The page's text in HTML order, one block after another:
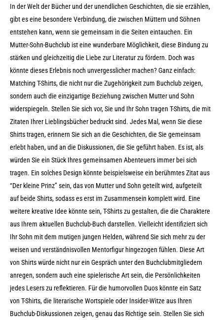
In der Welt der Bücher und der unendlichen Geschichten, die sie erzählen,
gibt es eine besondere Verbindung, die zwischen Müttern und Söhnen
entstehen kann, wenn sie gemeinsam in die Seiten eintauchen. Ein
Mutter-Sohn-Buchclub ist eine wunderbare Möglichkeit, diese Bindung zu
stärken und gleichzeitig die Liebe zur Literatur zu fördern. Doch was
könnte dieses Erlebnis noch unvergesslicher machen? Ganz einfach:
Matching T-Shirts, die nicht nur die Zugehörigkeit zum Buchclub zeigen,
sondern auch die einzigartige Beziehung zwischen Mutter und Sohn
widerspiegeln. Stellen Sie sich vor, Sie und Ihr Sohn tragen T-Shirts, die mit
Zitaten Ihrer Lieblingsbücher bedruckt sind. Jedes Mal, wenn Sie diese
Shirts tragen, erinnern Sie sich an die Geschichten, die Sie gemeinsam
erlebt haben, und an die Diskussionen, die Sie geführt haben. Es ist, als
würden Sie ein Stück Ihres gemeinsamen Abenteuers immer bei sich
tragen. Ein solches Design könnte beispielsweise ein berühmtes Zitat aus
“Der kleine Prinz” sein, das von Mutter und Sohn geteilt wird, aufgeteilt
auf beide Shirts, sodass es erst im Zusammensein komplett wird. Eine
weitere kreative Idee könnte sein, T-Shirts zu gestalten, die die Charaktere
aus Ihrem aktuellen Buchclub-Buch darstellen. Vielleicht identifiziert sich
Ihr Sohn mit dem mutigen jungen Helden, während Sie sich mehr zu der
weisen und verständnisvollen Mentorfigur hingezogen fühlen. Diese Art
von Shirts würde nicht nur ein Gespräch unter den Buchclubmitgliedern
anregen, sondern auch eine spielerische Art sein, die Persönlichkeiten
jedes Lesers zu reflektieren. Für die humorvollen Duos könnte ein Satz
von T-Shirts, die literarische Wortspiele oder Insider-Witze aus Ihren
Buchclub-Diskussionen zeigen, genau das Richtige sein. Stellen Sie sich